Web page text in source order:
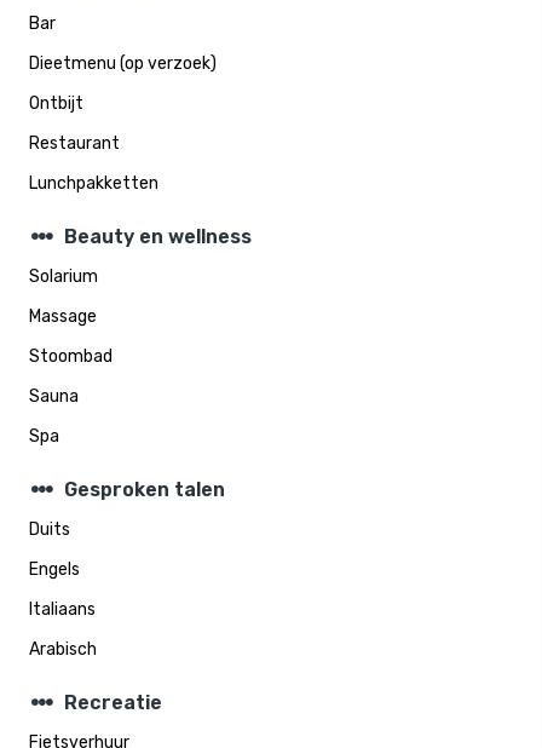
Bar
Dieetmenu (op verzoek)
Ontbijt
Restaurant
Lunchpakketten
steppers Beauty en wellness
Solarium
Massage
Stoombad
Sauna
Spa
steppers Gesproken talen
Duits
Engels
Italiaans
Arabisch
steppers Recreatie
Fietsverhuur